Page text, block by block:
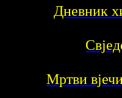
Дневник
Мртви